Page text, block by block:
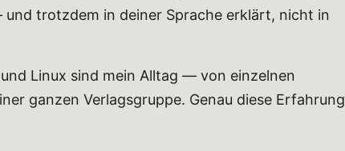
trotzdem in deiner Sprache erklärt, nicht in
Linux sind mein Alltag — von einzelnen
ganzen Verlagsgruppe. Genau diese Erfahrung